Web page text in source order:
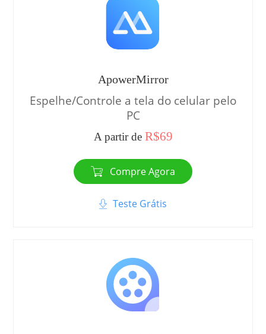
ApowerMirror
Espelhe/Controle a tela do celular pelo
PC
A partir de R$69
Compre Agora
Teste Grátis